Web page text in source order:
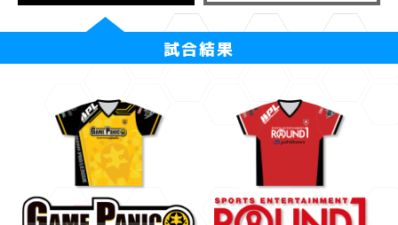
試合結果